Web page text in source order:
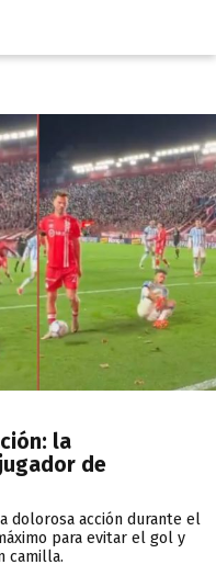
la
de
dolorosa acción durante el
para evitar el gol y
camilla.